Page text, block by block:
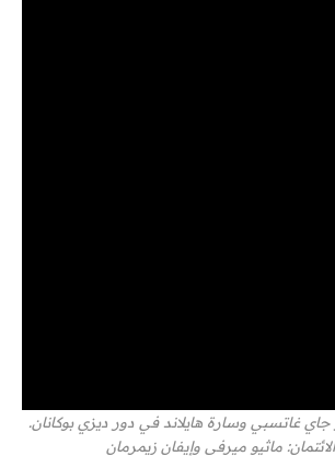
غاتسبي وسارة هايلاند في دور ديزي بوكانان.
ماثيو ميرفي وإيفان زيمرمان